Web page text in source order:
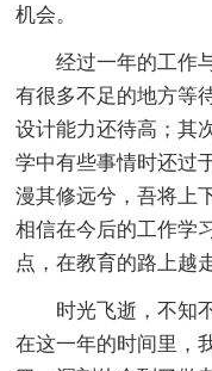
机会。
经过一年的工作
有很多不足的地方等
设计能力还待高；其
学中有些事情时还过
漫其修远兮，吾将上
相信在今后的工作学
点，在教育的路上越
时光飞逝，不知
在这一年的时间里，